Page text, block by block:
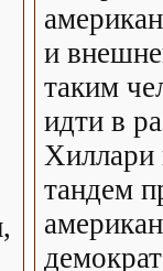
и
таким
идти в
тандем